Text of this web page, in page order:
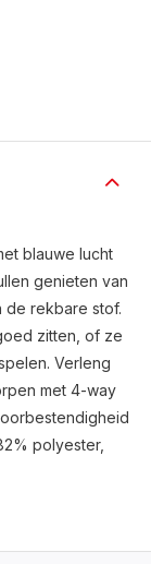
blauwe lucht
genieten van
de rekbare stof.
zitten, of ze
Verleng
met 4-way
polyester,